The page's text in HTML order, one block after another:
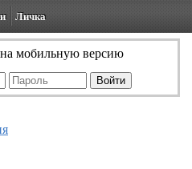
Личка
мобильную версию